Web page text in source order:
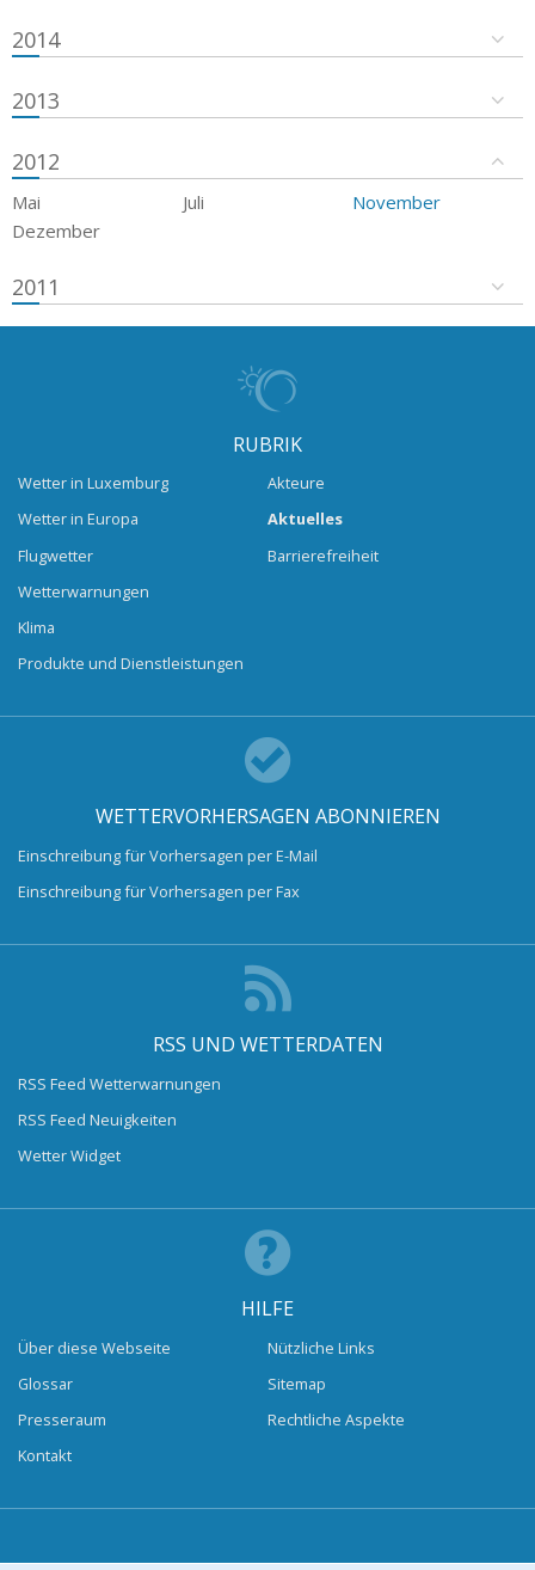
2014
2013
2012
Mai Juli
November
Dezember
2011
RUBRIK
Wetter in Luxemburg
Wetter in Europa
Flugwetter
Wetterwarnungen
Klima
Produkte und Dienstleistungen
Akteure
Aktuelles
Barrierefreiheit
WETTERVORHERSAGEN ABONNIEREN
Einschreibung für Vorhersagen per E-Mail
Einschreibung für Vorhersagen per Fax
RSS UND WETTERDATEN
RSS Feed Wetterwarnungen
RSS Feed Neuigkeiten
Wetter Widget
HILFE
Über diese Webseite
Glossar
Presseraum
Kontakt
Nützliche Links
Sitemap
Rechtliche Aspekte